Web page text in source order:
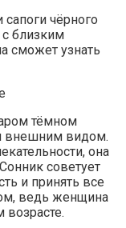
чёрного
с близким
сможет узнать
тёмном
внешним видом.
она
советует
и принять все
ведь женщина